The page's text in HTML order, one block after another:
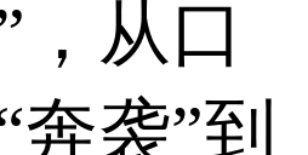
，从口
袭”到